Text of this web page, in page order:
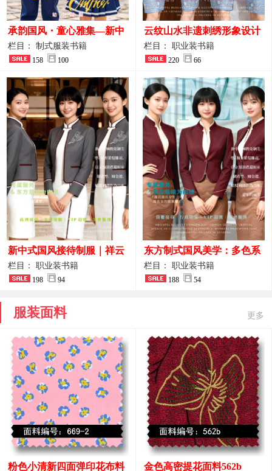
承韵国风・童心雅集—新中
式民族风小学与幼儿园全套
校服定制图鉴
栏目： 制式服装书籍
158 100
云纹山水非遗刺绣形象设计
工装｜会议礼仪接待人员制
服画册
栏目： 职业装书籍
220 66
新中式国风接待制服｜祥云
刺绣打造高端厅堂东方美学
栏目： 职业装书籍
198 94
东方制式国风美学：多色系
新中式前厅管家VIP接待员
工作服合集
栏目： 职业装书籍
188 54
服装面料 更多
粉色小清新四面弹印花布料 金色高密提花面料562b